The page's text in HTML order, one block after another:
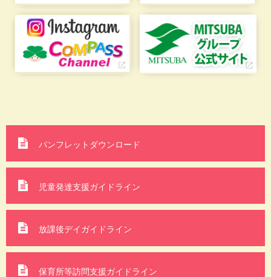
パンフレットダウンロード
児童発達支援ガイドライン
放課後デイガイドライン
保育所等訪問支援ガイドライン